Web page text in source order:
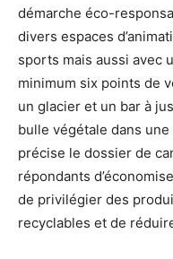
démarche éco-
divers espaces
sports mais aussi avec
minimum six points de
un glacier et un bar à
bulle végétale dans
précise le dossier de
répondants
de privilégier des
recyclables et de